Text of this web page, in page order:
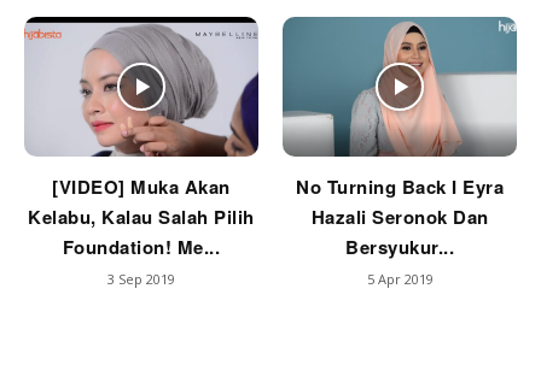
[VIDEO] Muka Akan
Kelabu, Kalau Salah Pilih
Foundation! Me...
3 Sep 2019
No Turning Back I Eyra
Hazali Seronok Dan
Bersyukur...
5 Apr 2019